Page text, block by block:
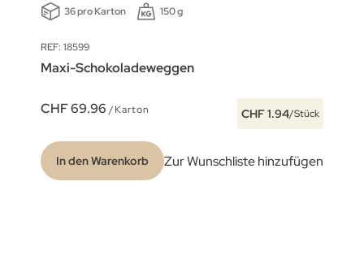
36 pro Karton 150 g
REF: 18599
Maxi-Schokoladeweggen
CHF 69.96 /Karton CHF 1.94/Stück
In den Warenkorb Zur Wunschliste hinzufügen